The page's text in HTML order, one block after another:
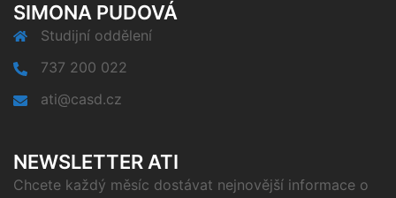
SIMONA PUDOVÁ
Studijní oddělení
737 200 022
ati@casd.cz
NEWSLETTER ATI
Chcete každý měsíc dostávat nejnovější informace o